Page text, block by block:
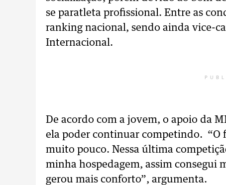
se paratleta profissional. Entre as
ranking nacional, sendo ainda vice-
Internacional.
De acordo com a jovem, o apoio da
ela poder continuar competindo. “O
muito pouco. Nessa última
minha hospedagem, assim consegui
gerou mais conforto”, argumenta.